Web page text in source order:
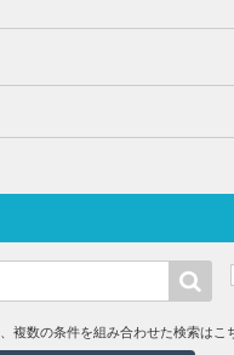
複数の条件を組み合わせた検索はこ